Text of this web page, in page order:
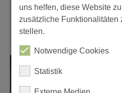
Mehr aus
uns helfen, diese Website
zusätzliche Funktionalitäten
stellen.
Notwendige Cookies
Statistik